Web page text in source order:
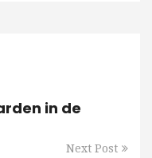
in de
Next Post